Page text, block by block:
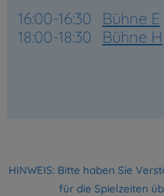
16:00-16:30
Bühne E
18:00-18:30
Bühne H
HINWEIS: Bitte haben Sie
für die Spielzeiten